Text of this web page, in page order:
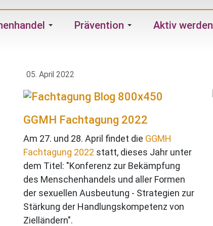
Prävention Aktiv werden
05. April 2022
GGMH Fachtagung 2022
Am 27. und 28. April findet die GGMH
Fachtagung 2022 statt, dieses Jahr unter
dem Titel: "Konferenz zur Bekämpfung
des Menschenhandels und aller Formen
der sexuellen Ausbeutung - Strategien zur
Stärkung der Handlungskompetenz von
Zielländern".